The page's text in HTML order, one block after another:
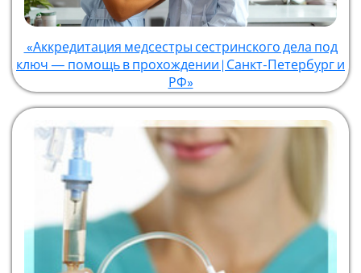
«Аккредитация медсестры сестринского дела под
ключ — помощь в прохождении | Санкт-Петербург и
РФ»